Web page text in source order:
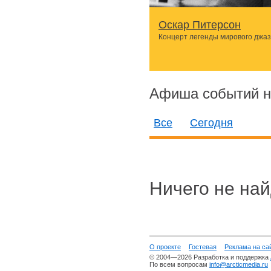
Оскар Питерсон
Концерт легенды мирового
Афиша событий
Все Сегодня
Ничего не
О проекте Гостевая
Реклама на
© 2004—2026 Разработка и поддержка
По всем вопросам info@arcticmedia.ru